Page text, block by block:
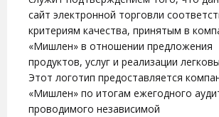
сайт электронной торговли
критериям качества, принятым в
«Мишлен» в отношении предложения
продуктов, услуг и реализации
Этот логотип предоставляется
«Мишлен» по итогам ежегодного
проводимого независимой